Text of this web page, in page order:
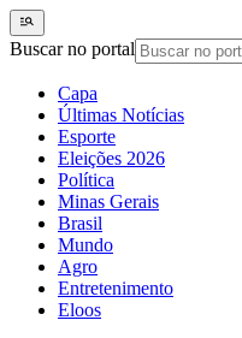
Buscar no portal
Capa
Últimas Notícias
Esporte
Eleições 2026
Política
Minas Gerais
Brasil
Mundo
Agro
Entretenimento
Eloos